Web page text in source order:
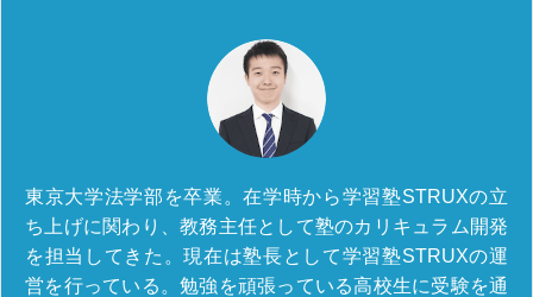
東京大学法学部を卒業。在学時から学習塾STRUXの立
ち上げに関わり、教務主任として塾のカリキュラム開発
を担当してきた。現在は塾長として学習塾STRUXの運
営を行っている。勉強を頑張っている高校生に受験を通